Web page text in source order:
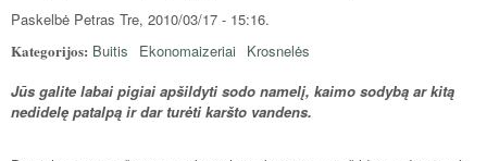
Paskelbė Petras Tre, 2010/03/17 - 15:16.
Kategorijos: Buitis Ekonomaizeriai
Krosnelės
Jūs galite labai pigiai apšildyti sodo namelį, kaimo sodybą ar kitą
nedidelę patalpą ir dar turėti karšto vandens.